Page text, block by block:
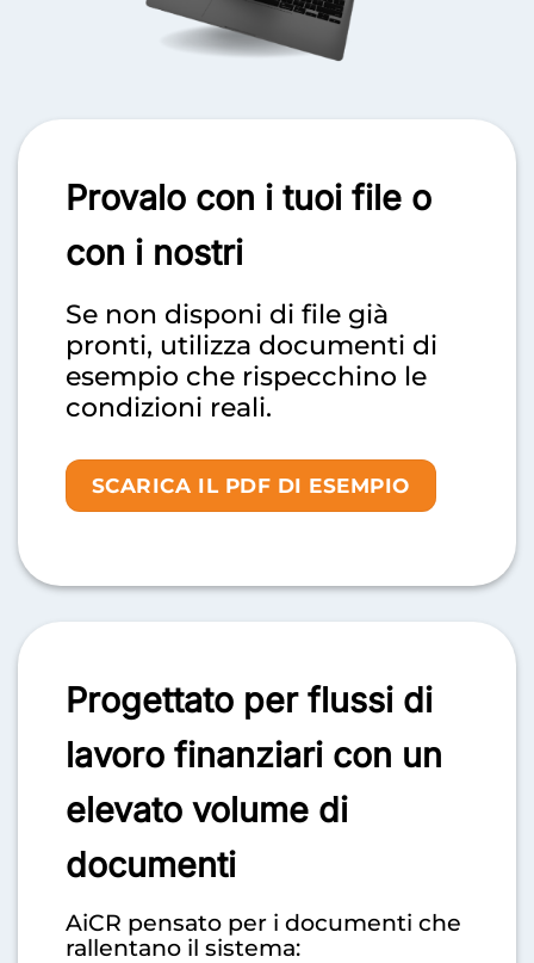
Provalo con i tuoi file o
con i nostri
Se non disponi di file già
pronti, utilizza documenti di
esempio che rispecchino le
condizioni reali.
SCARICA IL PDF DI ESEMPIO
Progettato per flussi di
lavoro finanziari con un
elevato volume di
documenti
AiCR pensato per i documenti che
rallentano il sistema: